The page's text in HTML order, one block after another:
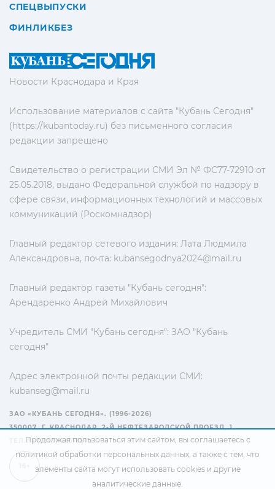
Новости Краснодара и Края
Использование материалов с сайта "Кубань Сегодня"
(https://kubantoday.ru) без письменного согласия
редакции запрещено
Свидетельство о регистрации СМИ Эл № ФС77-72910 от
25.05.2018, выдано Федеральной службой по надзору в
сфере связи, информационных технологий и массовых
коммуникаций (Роскомнадзор)
Главный редактор сетевого издания: Лата Людмила
Александровна, почта: kubansegodnya2024@mail.ru
Главный редактор газеты "Кубань сегодня":
Арендаренко Андрей Михайлович
Учредитель СМИ "Кубань сегодня": ЗАО "Кубань
сегодня"
Адрес электронной почты редакции СМИ:
kubanseg@mail.ru
СПЕЦВЫПУСКИ
ФИНЛИКБЕЗ
ЗАО «КУБАНЬ СЕГОДНЯ». (1996-2026)
350007, Г. КРАСНОДАР, 2-Й НЕФТЕЗАВОДСКОЙ ПРОЕЗД, 1
ТЕЛ.: +7(861) 267-15-15
Продолжая пользоваться этим сайтом, вы соглашаетесь с
политикой обработки персональных данных, а также с тем, что
элементы сайта могут использовать cookies и другие
аналитические данные.